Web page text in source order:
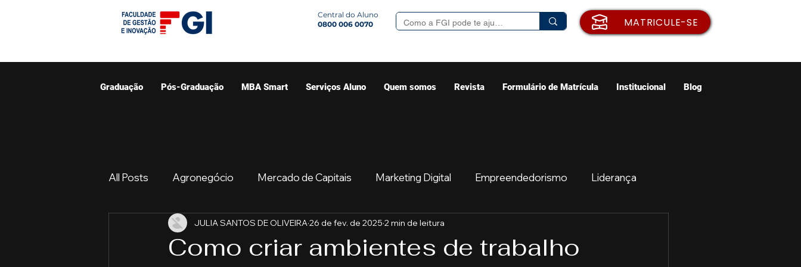
Central do Aluno
0800 006 0070
MATRICULE-SE
Graduação Pós-Graduação MBA Smart Serviços Aluno Quem somos Revista Formulário de Matrícula Institucional Blog
All Posts Agronegócio Mercado de Capitais Marketing Digital Empreendedorismo Liderança
Graduação Resumo do Mercado Sua comunidade Começar
Como criar ambientes de trabalho
JULIA SANTOS DE OLIVEIRA 26 de fev. de 2025 2 min de leitura